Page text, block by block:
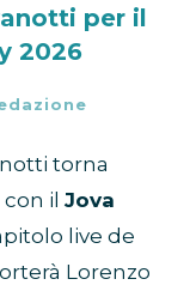
per il
2026
torna
il Jova
live de
Lorenzo